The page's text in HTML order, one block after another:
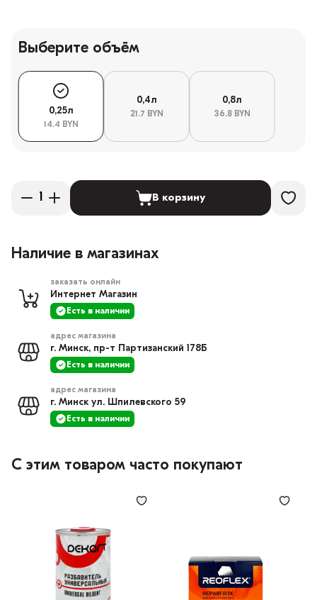
Выберите объём
0,25л
14.4 BYN
0,4л
21.7 BYN
0,8л
36.8 BYN
В корзину
Наличие в магазинах
заказать онлайн
Интернет Магазин
Есть в наличии
адрес магазина
г. Минск, пр-т Партизанский 178Б
Есть в наличии
адрес магазина
г. Минск ул. Шпилевского 59
Есть в наличии
С этим товаром часто покупают